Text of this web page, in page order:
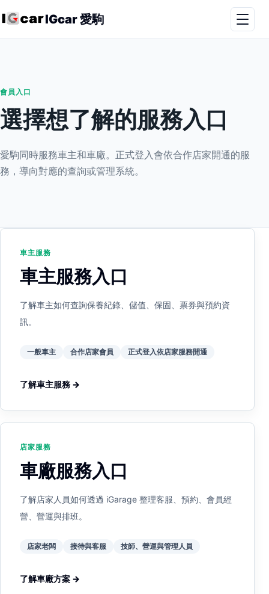
IGcar 愛駒
會員入口
選擇想了解的服務入口
愛駒同時服務車主和車廠。正式登入會依合作店家開通的服
務，導向對應的查詢或管理系統。
車主服務
車主服務入口
了解車主如何查詢保養紀錄、儲值、保固、票券與預約資
訊。
一般車主 合作店家會員 正式登入依店家服務開通
了解車主服務 →
店家服務
車廠服務入口
了解店家人員如何透過 iGarage 整理客服、預約、會員經
營、營運與排班。
店家老闆 接待與客服 技師、營運與管理人員
了解車廠方案 →